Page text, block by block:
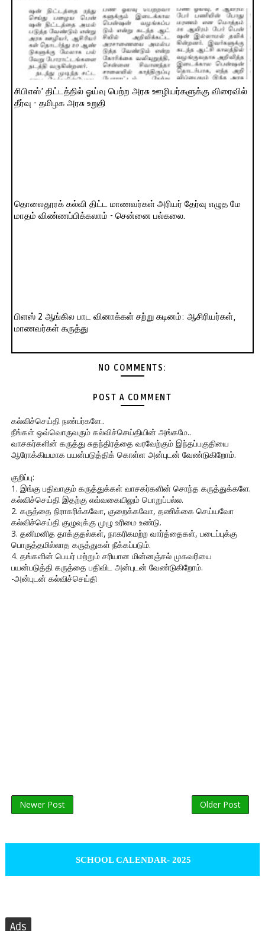
சிபிஎஸ்’ திட்டத்தில் ஓய்வு பெற்ற அரசு ஊழியர்களுக்கு விரைவில்
தீர்வு - தமிழக அரசு உறுதி
தொலைதூரக் கல்வி திட்ட மாணவர்கள் அரியர் தேர்வு எழுத மே
மாதம் விண்ணப்பிக்கலாம் - சென்னை பல்கலை.
பிளஸ் 2 ஆங்கில பாட வினாக்கள் சற்று கடினம்: ஆசிரியர்கள்,
மாணவர்கள் கருத்து
NO COMMENTS:
POST A COMMENT
கல்விச்செய்தி நண்பர்களே..
நீங்கள் ஒவ்வொருவரும் கல்விச்செய்தியின் அங்கமே..
வாசகர்களின் கருத்து சுதந்திரத்தை வரவேற்கும் இந்தப்பகுதியை
ஆரோக்கியமாக பயன்படுத்திக் கொள்ள அன்புடன் வேண்டுகிறோம்.
குறிப்பு:
1. இங்கு பதிவாகும் கருத்துக்கள் வாசகர்களின் சொந்த கருத்துக்களே.
கல்விச்செய்தி இதற்கு எவ்வகையிலும் பொறுப்பல்ல.
2. கருத்தை நிராகரிக்கவோ, குறைக்கவோ, தணிக்கை செய்யவோ
கல்விச்செய்தி குழுவுக்கு முழு உரிமை உண்டு.
3. தனிமனித தாக்குதல்கள், நாகரிகமற்ற வார்த்தைகள், படைப்புக்கு
பொருத்தமில்லாத கருத்துகள் நீக்கப்படும்.
4. தங்களின் பெயர் மற்றும் சரியான மின்னஞ்சல் முகவரியை
பயன்படுத்தி கருத்தை பதிவிட அன்புடன் வேண்டுகிறோம்.
-அன்புடன் கல்விச்செய்தி
Newer Post Older Post
SCHOOL CALENDAR- 2025
Ads